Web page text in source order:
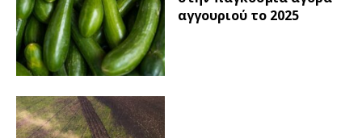
αγγουριού το 2025